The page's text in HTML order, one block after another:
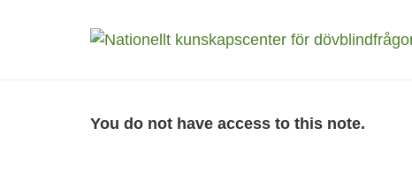
You do not have access to this note.